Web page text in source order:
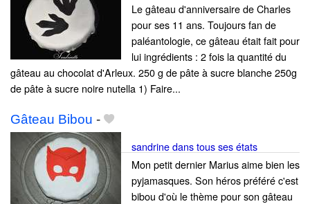
Le gâteau d'anniversaire de Charles
pour ses 11 ans. Toujours fan de
paléantologie, ce gâteau était fait pour
lui ingrédients : 2 fois la quantité du
gâteau au chocolat d'Arleux. 250 g de pâte à sucre blanche 250g
de pâte à sucre noire nutella 1) Faire...
Gâteau Bibou -
sandrine dans tous ses états
Mon petit dernier Marius aime bien les
pyjamasques. Son héros préféré c'est
bibou d'où le thème pour son gâteau